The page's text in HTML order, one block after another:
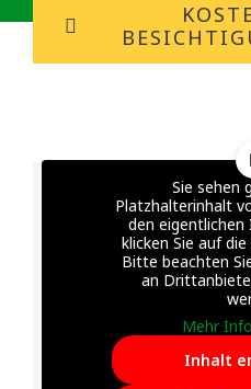
Sie sehen
Platzhalterinhalt
den eigentlichen
klicken Sie auf
Bitte beachten
an
Mehr
Inhalt